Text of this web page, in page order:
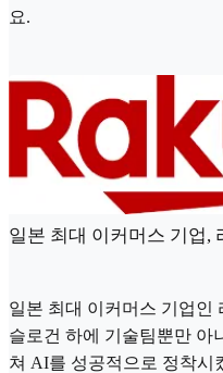
요.
일본 최대 이커머스 기업,
일본 최대 이커머스 기업인
슬로건 하에 기술팀뿐만 아
쳐 AI를 성공적으로 정착시